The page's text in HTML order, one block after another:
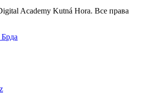
Academy Kutná Hora. Все права